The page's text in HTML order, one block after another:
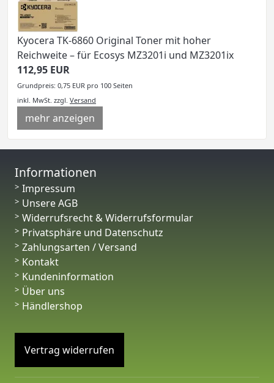
Kyocera TK-6860 Original Toner mit hoher
Reichweite – für Ecosys MZ3201i und MZ3201ix
112,95 EUR
Grundpreis: 0,75 EUR pro 100 Seiten
inkl. MwSt. zzgl. Versand
mehr anzeigen
Informationen
Impressum
Unsere AGB
Widerrufsrecht & Widerrufsformular
Privatsphäre und Datenschutz
Zahlungsarten / Versand
Kontakt
Kundeninformation
Über uns
Händlershop
Vertrag widerrufen